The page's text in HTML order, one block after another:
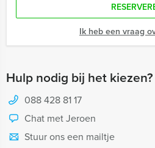
Ik heb een vraag
Hulp nodig bij het kiezen?
088 428 81 17
Chat met Jeroen
Stuur ons een mailtje